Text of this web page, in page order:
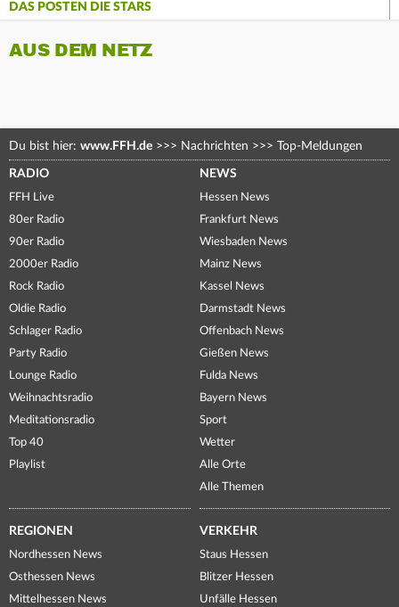
DAS POSTEN DIE STARS
AUS DEM NETZ
Du bist hier: www.FFH.de >>> Nachrichten >>> Top-Meldungen
RADIO
FFH Live
80er Radio
90er Radio
2000er Radio
Rock Radio
Oldie Radio
Schlager Radio
Party Radio
Lounge Radio
Weihnachtsradio
Meditationsradio
Top 40
Playlist
NEWS
Hessen News
Frankfurt News
Wiesbaden News
Mainz News
Kassel News
Darmstadt News
Offenbach News
Gießen News
Fulda News
Bayern News
Sport
Wetter
Alle Orte
Alle Themen
REGIONEN
Nordhessen News
Osthessen News
Mittelhessen News
VERKEHR
Staus Hessen
Blitzer Hessen
Unfälle Hessen